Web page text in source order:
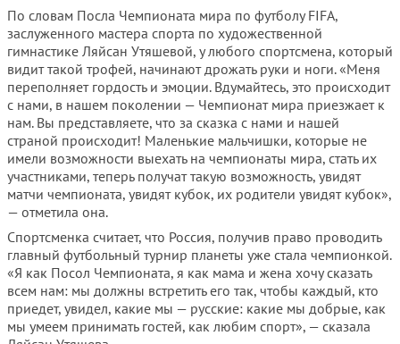
По словам Посла Чемпионата мира по футболу FIFA,
заслуженного мастера спорта по художественной
гимнастике Ляйсан Утяшевой, у любого спортсмена, который
видит такой трофей, начинают дрожать руки и ноги. «Меня
переполняет гордость и эмоции. Вдумайтесь, это происходит
с нами, в нашем поколении — Чемпионат мира приезжает к
нам. Вы представляете, что за сказка с нами и нашей
страной происходит! Маленькие мальчишки, которые не
имели возможности выехать на чемпионаты мира, стать их
участниками, теперь получат такую возможность, увидят
матчи чемпионата, увидят кубок, их родители увидят кубок»,
— отметила она.
Спортсменка считает, что Россия, получив право проводить
главный футбольный турнир планеты уже стала чемпионкой.
«Я как Посол Чемпионата, я как мама и жена хочу сказать
всем нам: мы должны встретить его так, чтобы каждый, кто
приедет, увидел, какие мы — русские: какие мы добрые, как
мы умеем принимать гостей, как любим спорт», — сказала